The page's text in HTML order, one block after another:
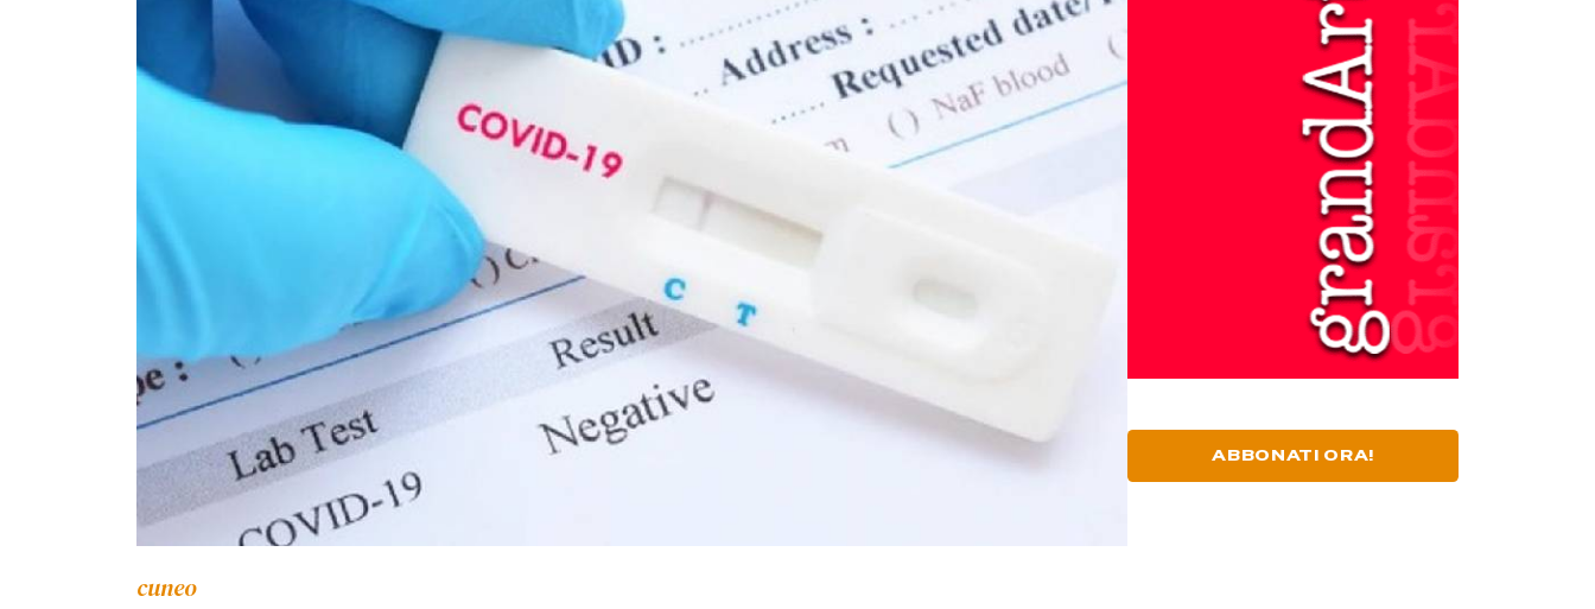
cuneo
ABBONATI ORA!